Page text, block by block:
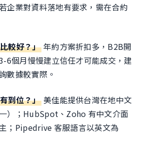
企業對資料落地有要求，需在合約
較好？」年約方案折扣多，B2B開
6個月慢慢建立信任才可能成交，建
數據較實際。
到位？」美佳能提供台灣在地中文
）；HubSpot、Zoho 有中文介面
；Pipedrive 客服語言以英文為